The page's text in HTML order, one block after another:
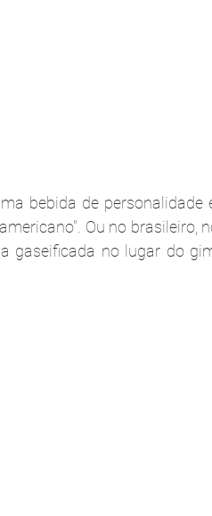
bebida de personalidade
Ou no brasileiro,
gaseificada no lugar do